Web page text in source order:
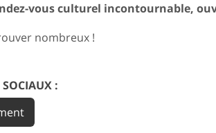
vous culturel incontournable,
nombreux !
SOCIAUX :